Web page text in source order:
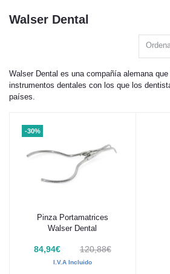
Walser Dental
Walser Dental es una compañía alemana
instrumentos dentales con los que los
países.
-30%
Añadir al carrito
Pinza Portamatrices
Walser Dental
84,94€ 120,88€
I.V.A Incluido